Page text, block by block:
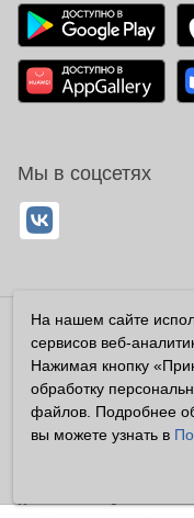
Мы в соцсетях
Владелец сайта ООО
Все права защищены
Информация,
справочный характер,
посетителями сайта
Владелец сайта
На нашем сайте
сервисов веб-
Нажимая кнопку
обработку
файлов. Подробнее
вы можете узнать в